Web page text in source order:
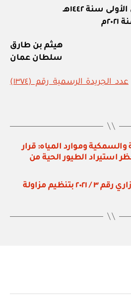
هيثم بن طارق
سلطان عمان
عدد الجريدة الرسمية رقم (١٣٧٤)
والسمكية وموارد المياه: قرار
رقم ٦ / ٢٠٢١ بحظر استيراد الطيور الحية من
وزارة العمل: قرار وزاري رقم ٣ / ٢٠٢١ بتنظيم مزاولة